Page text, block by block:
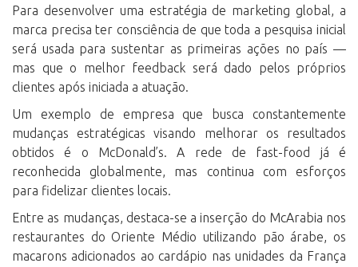
Para desenvolver uma estratégia de marketing global, a
marca precisa ter consciência de que toda a pesquisa inicial
será usada para sustentar as primeiras ações no país —
mas que o melhor feedback será dado pelos próprios
clientes após iniciada a atuação.
Um exemplo de empresa que busca constantemente
mudanças estratégicas visando melhorar os resultados
obtidos é o McDonald’s. A rede de fast-food já é
reconhecida globalmente, mas continua com esforços
para fidelizar clientes locais.
Entre as mudanças, destaca-se a inserção do McArabia nos
restaurantes do Oriente Médio utilizando pão árabe, os
macarons adicionados ao cardápio nas unidades da França